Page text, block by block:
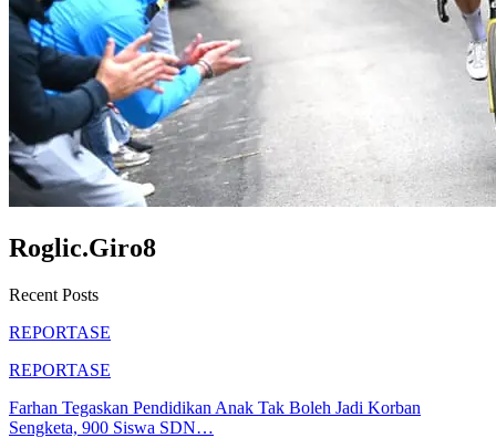
Roglic.Giro8
Recent Posts
REPORTASE
REPORTASE
Farhan Tegaskan Pendidikan Anak Tak Boleh Jadi Korban
Sengketa, 900 Siswa SDN…